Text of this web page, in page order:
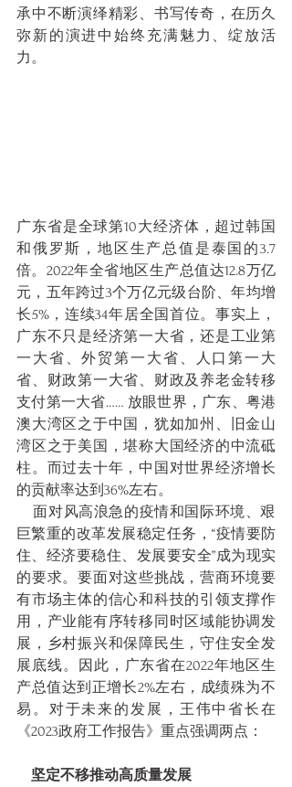
承中不断演绎精彩、书写传奇，在历久
弥新的演进中始终充满魅力、绽放活
力。
广东省是全球第10大经济体，超过韩国
和俄罗斯，地区生产总值是泰国的3.7
倍。2022年全省地区生产总值达12.8万亿
元，五年跨过3个万亿元级台阶、年均增
长5%，连续34年居全国首位。事实上，
广东不只是经济第一大省，还是工业第
一大省、外贸第一大省、人口第一大
省、财政第一大省、财政及养老金转移
支付第一大省…… 放眼世界，广东、粤港
澳大湾区之于中国，犹如加州、旧金山
湾区之于美国，堪称大国经济的中流砥
柱。而过去十年，中国对世界经济增长
的贡献率达到36%左右。
    面对风高浪急的疫情和国际环境、艰
巨繁重的改革发展稳定任务，“疫情要防
住、经济要稳住、发展要安全”成为现实
的要求。要面对这些挑战，营商环境要
有市场主体的信心和科技的引领支撑作
用，产业能有序转移同时区域能协调发
展，乡村振兴和保障民生，守住安全发
展底线。因此，广东省在2022年地区生
产总值达到正增长2%左右，成绩殊为不
易。对于未来的发展，王伟中省长在
《2023政府工作报告》重点强调两点：
    坚定不移推动高质量发展